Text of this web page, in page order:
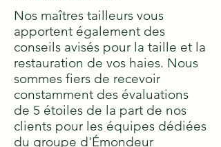
Nos maîtres tailleurs vous
apportent également des
conseils avisés pour la taille et la
restauration de vos haies. Nous
sommes fiers de recevoir
constamment des évaluations
de 5 étoiles de la part de nos
clients pour les équipes dédiées
du groupe d'Émondeur